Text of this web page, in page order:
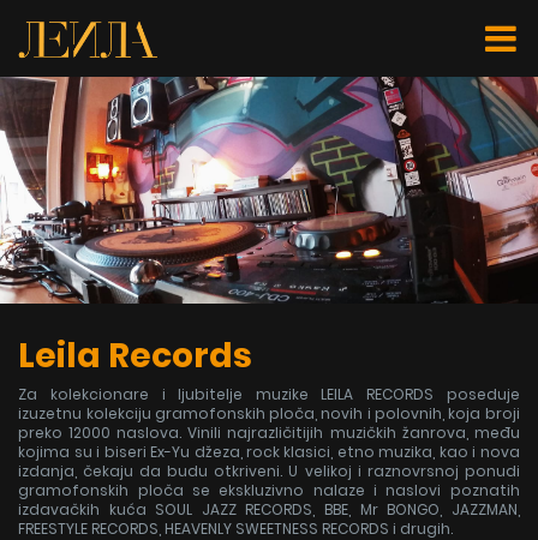
Leila Records
Za kolekcionare i ljubitelje muzike LEILA RECORDS poseduje
izuzetnu kolekciju gramofonskih ploča, novih i polovnih, koja broji
preko 12000 naslova. Vinili najrazličitijih muzičkih žanrova, među
kojima su i biseri Ex-Yu džeza, rock klasici, etno muzika, kao i nova
izdanja, čekaju da budu otkriveni. U velikoj i raznovrsnoj ponudi
gramofonskih ploča se ekskluzivno nalaze i naslovi poznatih
izdavačkih kuća SOUL JAZZ RECORDS, BBE, Mr BONGO, JAZZMAN,
FREESTYLE RECORDS, HEAVENLY SWEETNESS RECORDS i drugih.